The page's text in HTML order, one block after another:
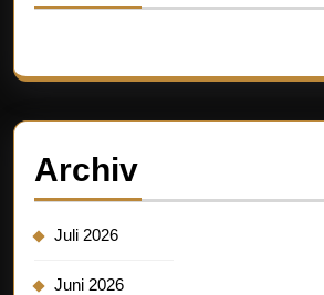
Archiv
Juli 2026
Juni 2026